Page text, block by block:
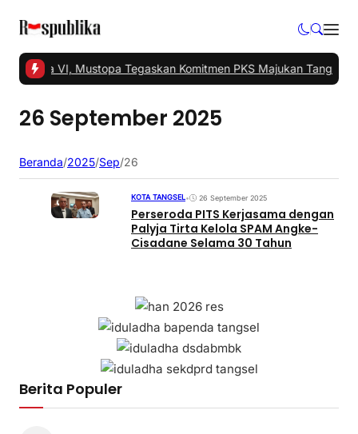
Musda VI, Mustopa Tegaskan Komitmen PKS Majukan Tangsel
26 September 2025
Beranda/2025/Sep/26
KOTA TANGSEL• 26 September 2025
Perseroda PITS Kerjasama dengan
Palyja Tirta Kelola SPAM Angke-
Cisadane Selama 30 Tahun
Berita Populer